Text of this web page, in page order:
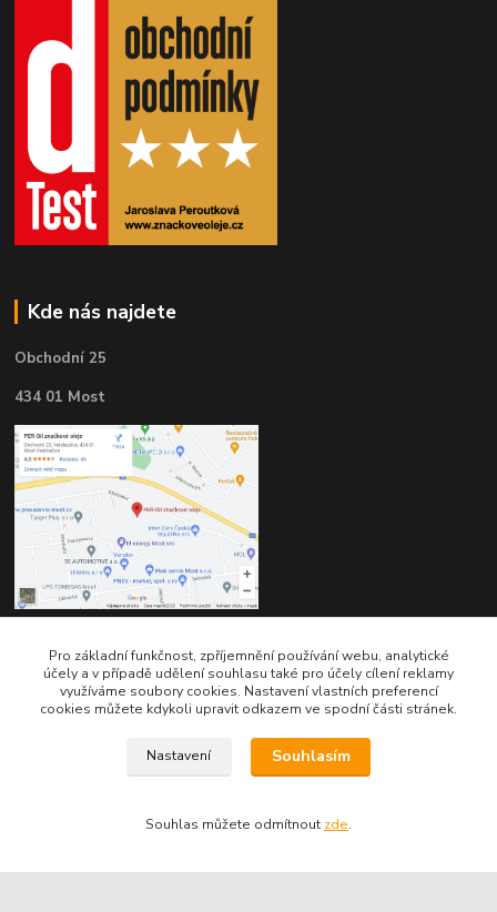
Kde nás najdete
Obchodní 25
434 01 Most
Kontakty
Telefon pro technické dotazy: 775 113 255
Pro základní funkčnost, zpříjemnění používání webu, analytické
účely a v případě udělení souhlasu také pro účely cílení reklamy
využíváme soubory cookies. Nastavení vlastních preferencí
cookies můžete kdykoli upravit odkazem ve spodní části stránek.
Nastavení Souhlasím
Souhlas můžete odmítnout zde.